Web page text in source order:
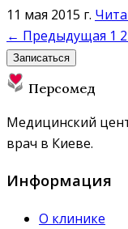
11 мая 2015 г.
← Предыдущая 1 2
Записаться
Персомед
Медицинский
врач в Киеве.
Информация
О клинике